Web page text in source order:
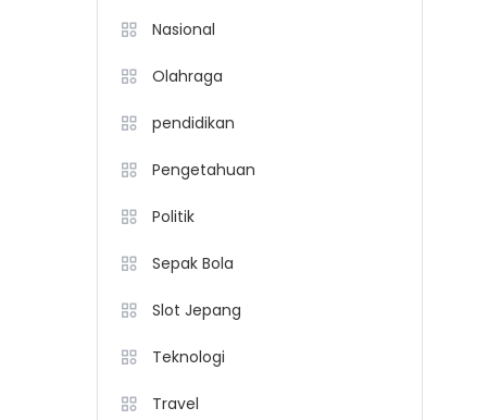
Nasional
Olahraga
pendidikan
Pengetahuan
Politik
Sepak Bola
Slot Jepang
Teknologi
Travel